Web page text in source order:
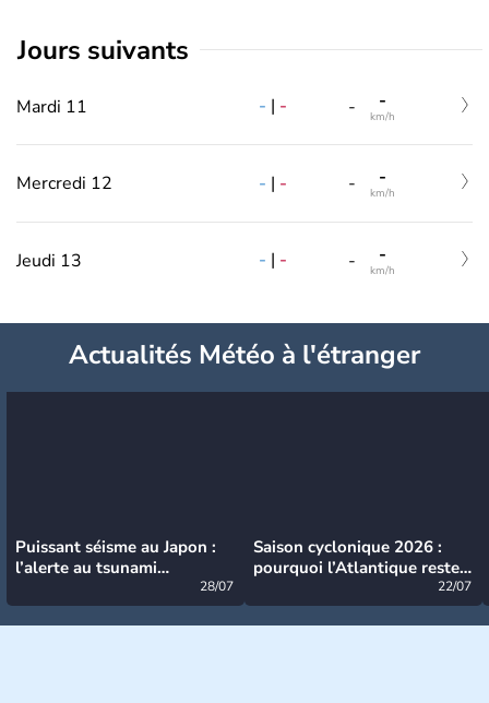
jours suivants
Mardi 11 - | - - -
km/h
Mercredi 12 - | - - -
km/h
Jeudi 13 - | - - -
km/h
Actualités Météo à l'étranger
Puissant séisme au Japon :
l’alerte au tsunami
28/07
Saison cyclonique 2026 :
pourquoi l’Atlantique reste
22/07